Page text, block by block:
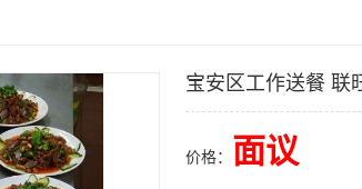
宝安区工作送餐 联
价格： 面议